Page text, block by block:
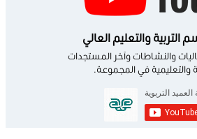
التربية والتعليم العالي
والنشاطات وآخر المستجدات
والتعليمية في المجموعة.